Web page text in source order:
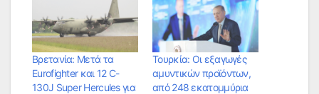
Βρετανία: Μετά τα
Eurofighter και 12 C-
130J Super Hercules για
Τουρκία: Οι εξαγωγές
αμυντικών προϊόντων,
από 248 εκατομμύρια